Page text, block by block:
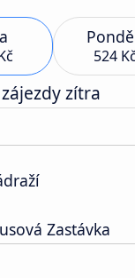
524 Kč
zítra
Zastávka